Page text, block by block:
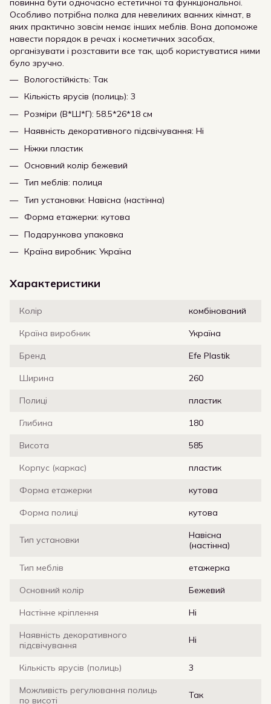
повинна бути одночасно естетичної та функціональної.
Особливо потрібна полка для невеликих ванних кімнат, в
яких практично зовсім немає інших меблів. Вона допоможе
навести порядок в речах і косметичних засобах,
організувати і розставити все так, щоб користуватися ними
було зручно.
Вологостійкість: Так
Кількість ярусів (полиць): 3
Розміри (В*Ш*Г): 58.5*26*18 см
Наявність декоративного підсвічування: Ні
Ніжки пластик
Основний колір бежевий
Тип меблів: полиця
Тип установки: Навісна (настінна)
Форма етажерки: кутова
Подарункова упаковка
Країна виробник: Україна
Характеристики
Колір комбінований
Країна виробник Україна
Бренд Efe Plastik
Ширина 260
Полиці пластик
Глибина 180
Висота 585
Корпус (каркас) пластик
Форма етажерки кутова
Форма полиці кутова
Тип установки
Навісна
(настінна)
Тип меблів етажерка
Основний колір Бежевий
Настінне кріплення Ні
Наявність декоративного
підсвічування
Ні
Кількість ярусів (полиць) 3
Можливість регулювання полиць
по висоті
Так